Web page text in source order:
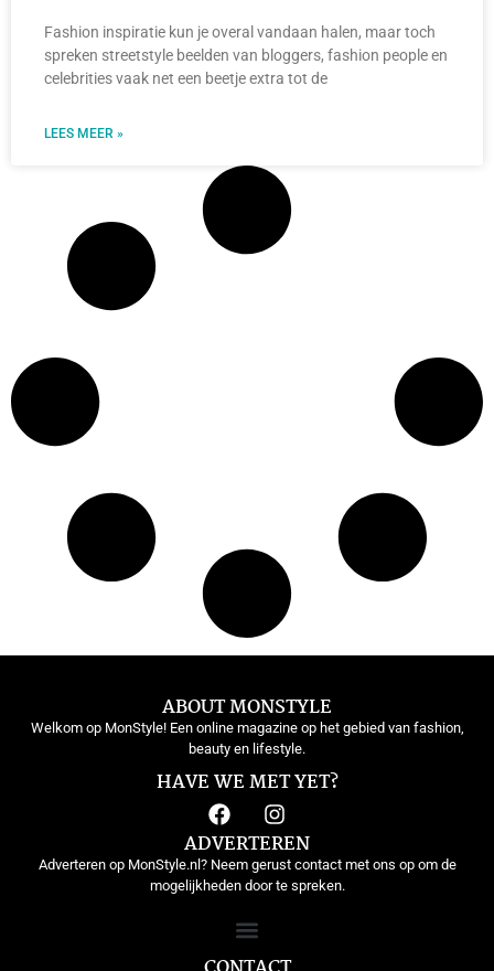
Fashion inspiratie kun je overal vandaan halen, maar toch
spreken streetstyle beelden van bloggers, fashion people en
celebrities vaak net een beetje extra tot de
LEES MEER »
ABOUT MONSTYLE
Welkom op MonStyle! Een online magazine op het gebied van fashion,
beauty en lifestyle.
HAVE WE MET YET?
ADVERTEREN
Adverteren op MonStyle.nl? Neem gerust contact met ons op om de
mogelijkheden door te spreken.